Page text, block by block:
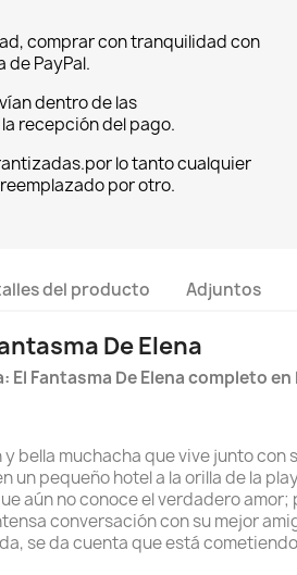
comprar con tranquilidad con
de PayPal.
dentro de las
recepción del pago.
lo tanto cualquier
por otro.
del producto Adjuntos
De Elena
El Fantasma De Elena completo en
y bella muchacha que vive junto con
un pequeño hotel a la orilla de la
aún no conoce el verdadero amor;
conversación con su mejor
se da cuenta que está